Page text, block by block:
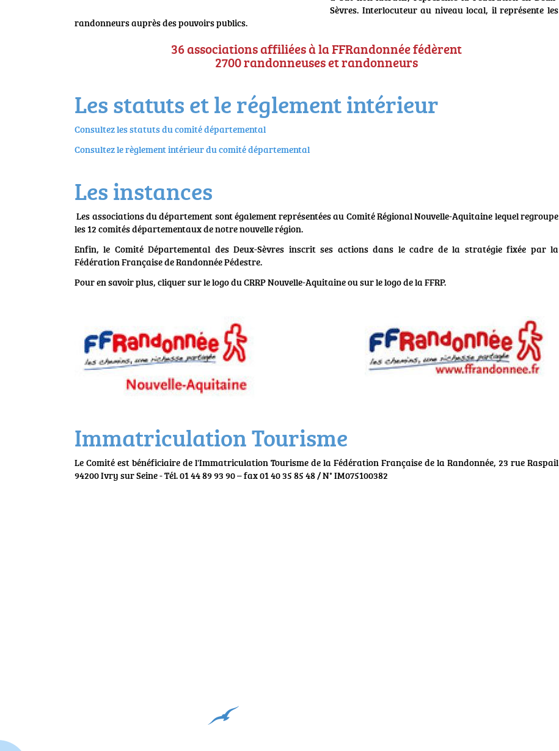
Sèvres. Interlocuteur au niveau local, il représente les
randonneurs auprès des pouvoirs publics.
36 associations affiliées à la FFRandonnée fédèrent
2700 randonneuses et randonneurs
Les statuts et le réglement intérieur
Consultez les statuts du comité départemental
Consultez le règlement intérieur du comité départemental
Les instances
Les associations du département sont également représentées au Comité Régional Nouvelle-Aquitaine lequel regroupe
les 12 comités départementaux de notre nouvelle région.
Enfin, le Comité Départemental des Deux-Sèvres inscrit ses actions dans le cadre de la stratégie fixée par la
Fédération Française de Randonnée Pédestre.
Pour en savoir plus, cliquer sur le logo du CRRP Nouvelle-Aquitaine ou sur le logo de la FFRP.
Immatriculation Tourisme
Le Comité est bénéficiaire de l'Immatriculation Tourisme de la Fédération Française de la Randonnée, 23 rue Raspail
94200 Ivry sur Seine - Tél. 01 44 89 93 90 – fax 01 40 35 85 48 / N° IM075100382